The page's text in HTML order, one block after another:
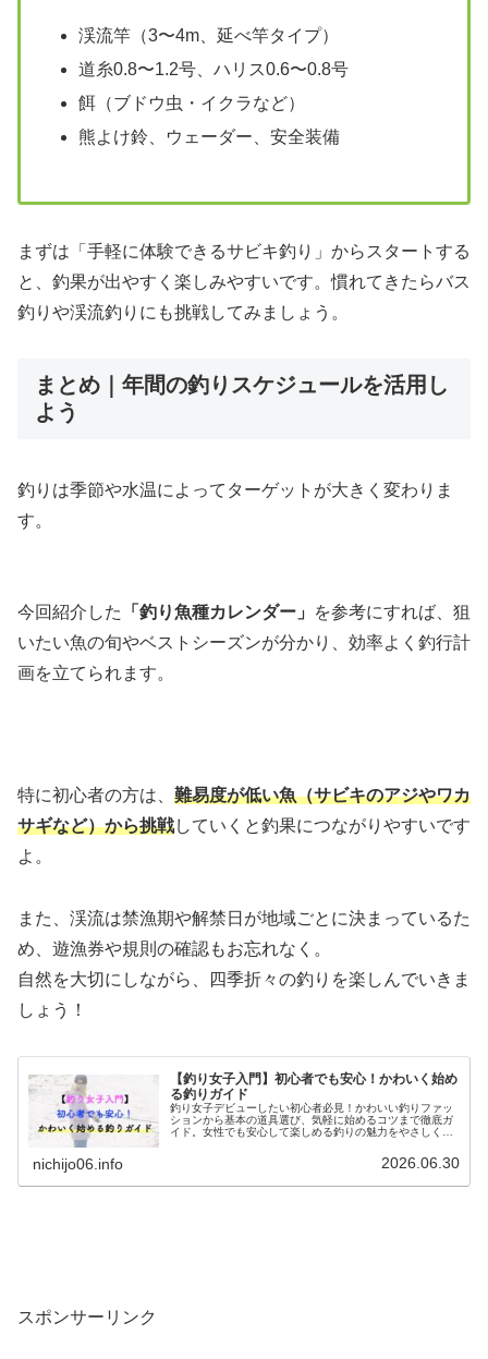
渓流竿（3〜4m、延べ竿タイプ）
道糸0.8〜1.2号、ハリス0.6〜0.8号
餌（ブドウ虫・イクラなど）
熊よけ鈴、ウェーダー、安全装備
まずは「手軽に体験できるサビキ釣り」からスタートする
と、釣果が出やすく楽しみやすいです。慣れてきたらバス
釣りや渓流釣りにも挑戦してみましょう。
まとめ｜年間の釣りスケジュールを活用し
よう
釣りは季節や水温によってターゲットが大きく変わりま
す。
今回紹介した 「釣り魚種カレンダー」
を参考にすれば、狙
いたい魚の旬やベストシーズンが分かり、効率よく釣行計
画を立てられます。
特に初心者の方は、 難易度が低い魚（サビキのアジやワカ
サギなど）から挑戦していくと釣果につながりやすいです
よ。
また、渓流は禁漁期や解禁日が地域ごとに決まっているた
め、遊漁券や規則の確認もお忘れなく。
自然を大切にしながら、四季折々の釣りを楽しんでいきま
しょう！
【釣り女子入門】初心者でも安心！かわいく始め
る釣りガイド
釣り女子デビューしたい初心者必見！かわいい釣りファッ
ションから基本の道具選び、気軽に始めるコツまで徹底ガ
イド。女性でも安心して楽しめる釣りの魅力をやさしく紹
nichijo06.info 2026.06.30
スポンサーリンク